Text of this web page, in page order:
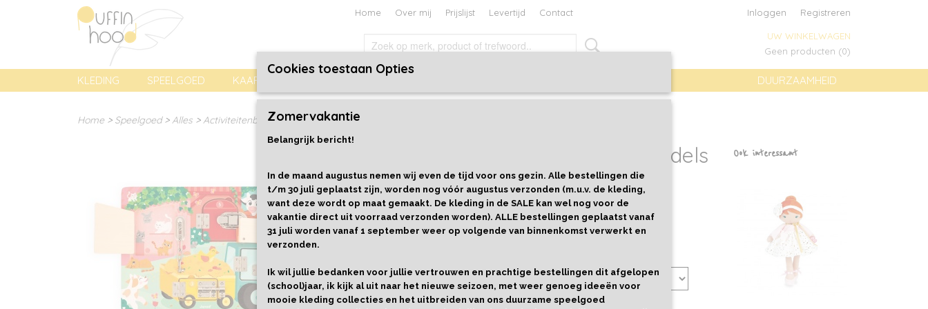
Home Over mij Prijslijst Levertijd Contact Inloggen Registreren
UW WINKELWAGEN
Geen producten (0)
DUURZAAMHEID
KLEDING SPEELGOED KAARTEN, PRENTEN EN BOEKEN
Home > Speelgoed>Alles >Activiteitenbord met sloten en grendels - Janod
Activiteitenbord met sloten en grendels
- Janod
€ 24,99
Levertijd 1-3 werkdagen
Ook interessant
Cookies toestaan Opties
Zomervakantie
Belangrijk bericht!
In de maand augustus nemen wij even de tijd voor ons gezin. Alle bestellingen die
t/m 30 juli geplaatst zijn, worden nog vóór augustus verzonden (m.u.v. de kleding,
want deze wordt op maat gemaakt. De kleding in de SALE kan wel nog voor de
vakantie direct uit voorraad verzonden worden). ALLE bestellingen geplaatst vanaf
31 juli worden vanaf 1 september weer op volgende van binnenkomst verwerkt en
verzonden.
Ik wil jullie bedanken voor jullie vertrouwen en prachtige bestellingen dit afgelopen
(school)jaar, ik kijk al uit naar het nieuwe seizoen, met weer genoeg ideeën voor
mooie kleding collecties en het uitbreiden van ons duurzame speelgoed